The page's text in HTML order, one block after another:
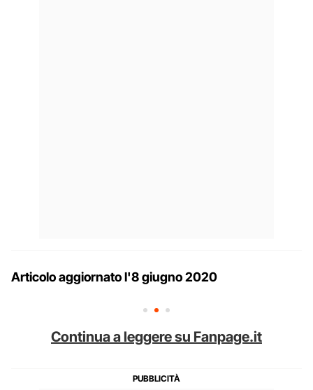
Articolo aggiornato l'8 giugno 2020
Continua a leggere su Fanpage.it